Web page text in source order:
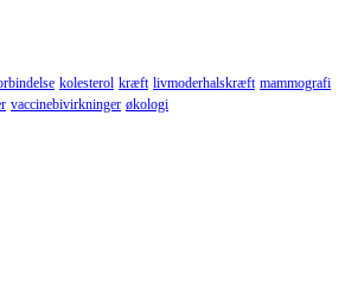
kolesterol kræft livmoderhalskræft mammografi
vaccinebivirkninger økologi